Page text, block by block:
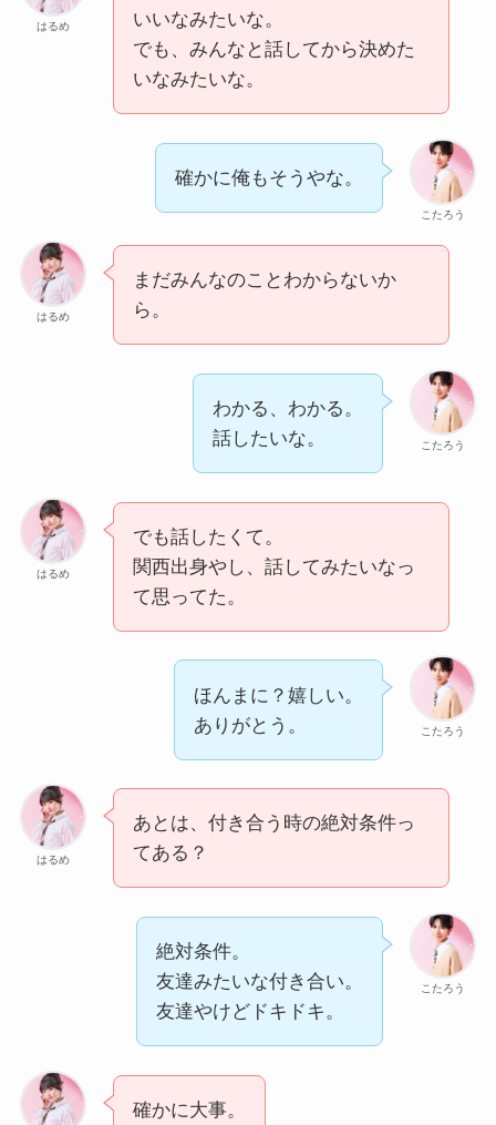
はるめ
いいなみたいな。
でも、みんなと話してから決めた
いなみたいな。
こたろう
確かに俺もそうやな。
はるめ
まだみんなのことわからないか
ら。
こたろう
わかる、わかる。
話したいな。
はるめ
でも話したくて。
関西出身やし、話してみたいなっ
て思ってた。
こたろう
ほんまに？嬉しい。
ありがとう。
はるめ
あとは、付き合う時の絶対条件っ
てある？
こたろう
絶対条件。
友達みたいな付き合い。
友達やけどドキドキ。
確かに大事。